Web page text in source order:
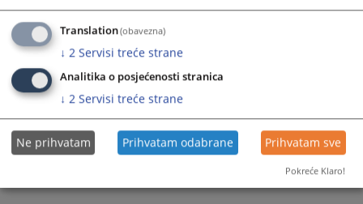
Translation(obavezna)
↓ 2 Servisi treće strane
Analitika o posjećenosti stranica
↓ 2 Servisi treće strane
Ne prihvatam Prihvatam odabrane Prihvatam sve
Pokreće Klaro!